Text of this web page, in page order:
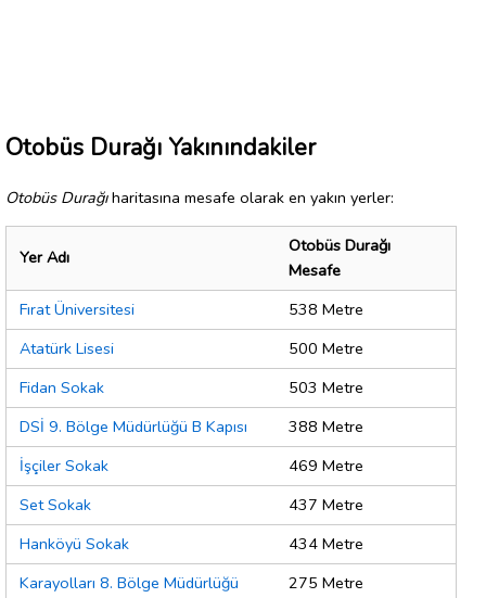
Otobüs Durağı Yakınındakiler
Otobüs Durağıharitasına mesafe olarak en yakın yerler:
Yer Adı
Otobüs Durağı
Mesafe
Fırat Üniversitesi
538 Metre
Atatürk Lisesi
500 Metre
Fidan Sokak
503 Metre
DSİ 9. Bölge Müdürlüğü B Kapısı
388 Metre
İşçiler Sokak
469 Metre
Set Sokak
437 Metre
Hanköyü Sokak
434 Metre
Karayolları 8. Bölge Müdürlüğü
275 Metre